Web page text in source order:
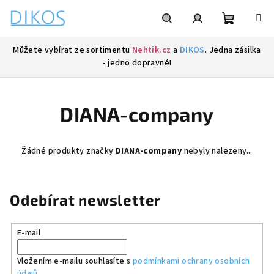
obsah
Můžete vybírat ze sortimentu Nehtik.cz a DIKOS. Jedna zásilka
- jedno dopravné!
DIANA-company
Žádné produkty značky DIANA-company nebyly nalezeny...
Odebírat newsletter
E-mail
Vložením e-mailu souhlasíte s podmínkami ochrany osobních